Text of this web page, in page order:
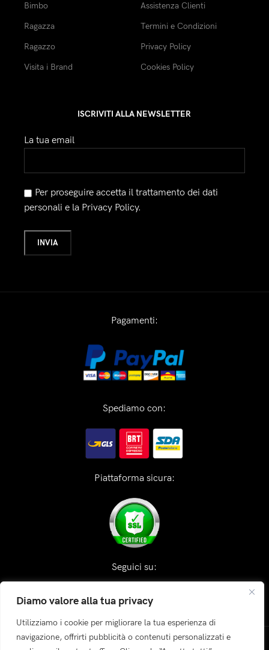
Diamo valore alla tua privacy
Utilizziamo i cookie per migliorare la tua esperienza di
navigazione, offrirti pubblicità o contenuti personalizzati e
Bimbo
Ragazza
Ragazzo
Visita i Brand
Assistenza Clienti
Termini e Condizioni
Privacy Policy
Cookies Policy
ISCRIVITI ALLA NEWSLETTER
La tua email
Per proseguire accetta il trattamento dei dati
personali e la Privacy Policy.
Pagamenti:
Spediamo con:
Piattaforma sicura:
Seguici su: